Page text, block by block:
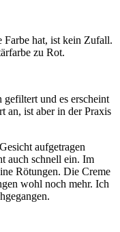
Farbe hat, ist kein Zufall.
zu Rot.
und es erscheint
an, ist aber in der Praxis
aufgetragen
auch schnell ein. Im
Rötungen. Die Creme
wohl noch mehr. Ich